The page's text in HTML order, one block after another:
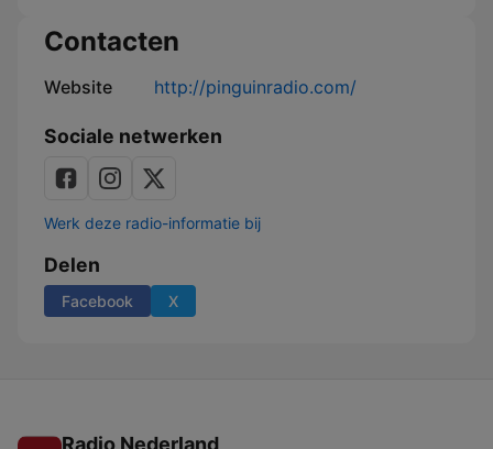
Contacten
Website http://pinguinradio.com/
Sociale netwerken
Werk deze radio-informatie bij
Delen
Facebook X
Radio Nederland